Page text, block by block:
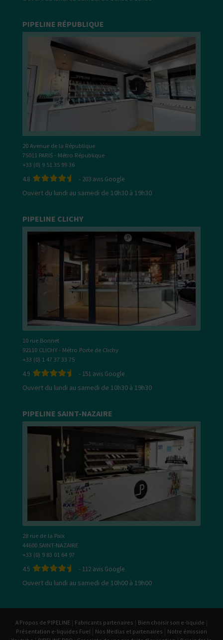
PIPELINE RÉPUBLIQUE
20 Avenue de la République
75011 PARIS - Métro République
+33 (0) 9 51 35 99 36
4.8 - 203 avis Google
Ouvert du lundi au samedi de 10h30 à 19h30
PIPELINE CLICHY
10 rue Bonnet
92110 CLICHY - Métro Porte de Clichy
+33 (0) 1 47 37 33 75
4.9 - 151 avis Google
Ouvert du lundi au samedi de 10h30 à 19h30
PIPELINE SAINT-NAZAIRE
28 rue de la Paix
44600 SAINT-NAZAIRE
+33 (0) 9 83 01 64 97
4.5 - 112 avis Google
Ouvert du lundi au samedi de 10h00 à 19h00
A Propos de PIPELINE | Fabricants partenaires | Bien choisir son e-liquide |
Présentation e-liquides Fuel | Nos Medias et partenaires | Notre émission